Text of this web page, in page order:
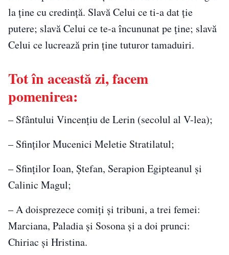
la ține cu credință. Slavă Celui ce ti-a dat ție
putere; slavă Celui ce te-a încununat pe ține; slavă
Celui ce lucrează prin ține tuturor tamaduiri.
Tot în această zi, facem
pomenirea:
– Sfântului Vincențiu de Lerin (secolul al V-lea);
– Sfinților Mucenici Meletie Stratilatul;
– Sfinților Ioan, Ștefan, Serapion Egipteanul și
Calinic Magul;
– A doisprezece comiți și tribuni, a trei femei:
Marciana, Paladia și Sosona și a doi prunci:
Chiriac și Hristina.